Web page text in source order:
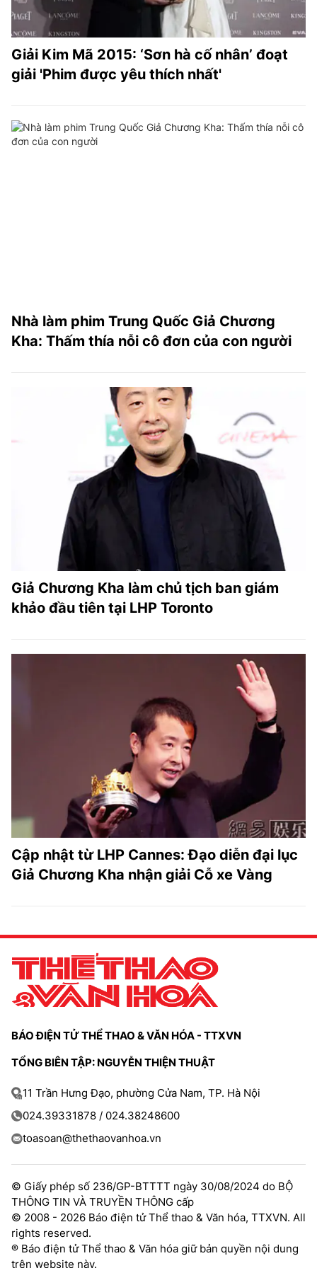
Giải Kim Mã 2015: ‘Sơn hà cố nhân’ đoạt
giải 'Phim được yêu thích nhất'
Nhà làm phim Trung Quốc Giả Chương
Kha: Thấm thía nỗi cô đơn của con người
Giả Chương Kha làm chủ tịch ban giám
khảo đầu tiên tại LHP Toronto
Cập nhật từ LHP Cannes: Đạo diễn đại lục
Giả Chương Kha nhận giải Cỗ xe Vàng
BÁO ĐIỆN TỬ THỂ THAO & VĂN HÓA - TTXVN
TỔNG BIÊN TẬP: NGUYỄN THIỆN THUẬT
11 Trần Hưng Đạo, phường Cửa Nam, TP. Hà Nội
024.39331878 / 024.38248600
toasoan@thethaovanhoa.vn
© Giấy phép số 236/GP-BTTTT ngày 30/08/2024 do BỘ
THÔNG TIN VÀ TRUYỀN THÔNG cấp
© 2008 - 2026 Báo điện tử Thể thao & Văn hóa, TTXVN. All
rights reserved.
® Báo điện tử Thể thao & Văn hóa giữ bản quyền nội dung
trên website này.